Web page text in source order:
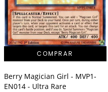
Berry Magician Girl - MVP1-
EN014 - Ultra Rare